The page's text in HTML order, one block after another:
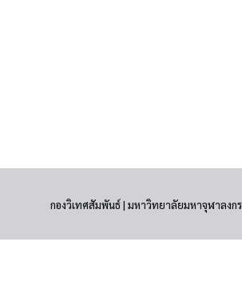
กองวิเทศสัมพันธ์ | มหาวิทยาลัยมหาจุฬาลง